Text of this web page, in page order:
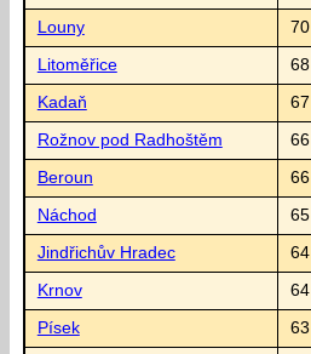
Louny 70
Litoměřice 68
Kadaň 67
Rožnov pod Radhoštěm 66
Beroun 66
Náchod 65
Jindřichův Hradec 64
Krnov 64
Písek 63